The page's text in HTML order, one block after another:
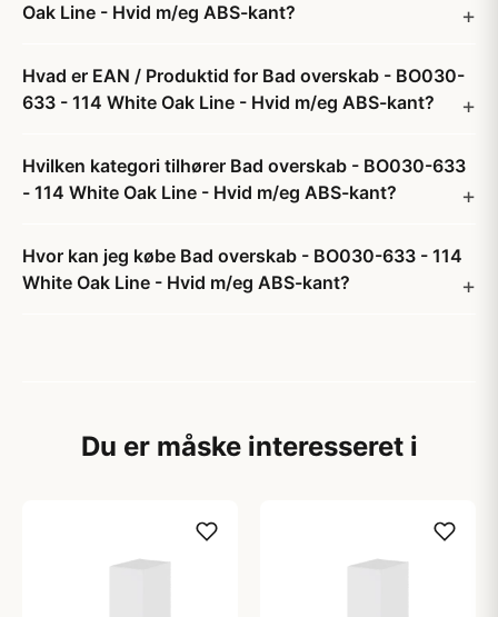
Oak Line - Hvid m/eg ABS-kant?
Hvad er EAN / Produktid for Bad overskab - BO030-
633 - 114 White Oak Line - Hvid m/eg ABS-kant?
Hvilken kategori tilhører Bad overskab - BO030-633
- 114 White Oak Line - Hvid m/eg ABS-kant?
Hvor kan jeg købe Bad overskab - BO030-633 - 114
White Oak Line - Hvid m/eg ABS-kant?
Du er måske interesseret i